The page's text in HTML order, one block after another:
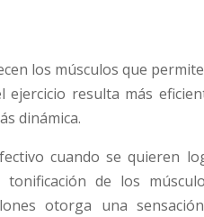
los músculos que
ejercicio resulta más
dinámica.
cuando se quieren
de los
otorga una